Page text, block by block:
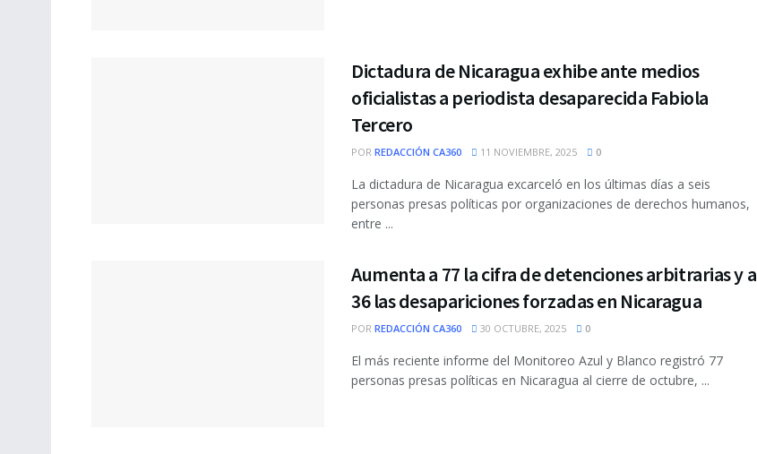
Dictadura de Nicaragua exhibe ante medios
oficialistas a periodista desaparecida Fabiola
Tercero
POR REDACCIÓN CA360 11 NOVIEMBRE, 2025 0
La dictadura de Nicaragua excarceló en los últimas días a seis
personas presas políticas por organizaciones de derechos humanos,
entre ...
Aumenta a 77 la cifra de detenciones arbitrarias y a
36 las desapariciones forzadas en Nicaragua
POR REDACCIÓN CA360 30 OCTUBRE, 2025 0
El más reciente informe del Monitoreo Azul y Blanco registró 77
personas presas políticas en Nicaragua al cierre de octubre, ...